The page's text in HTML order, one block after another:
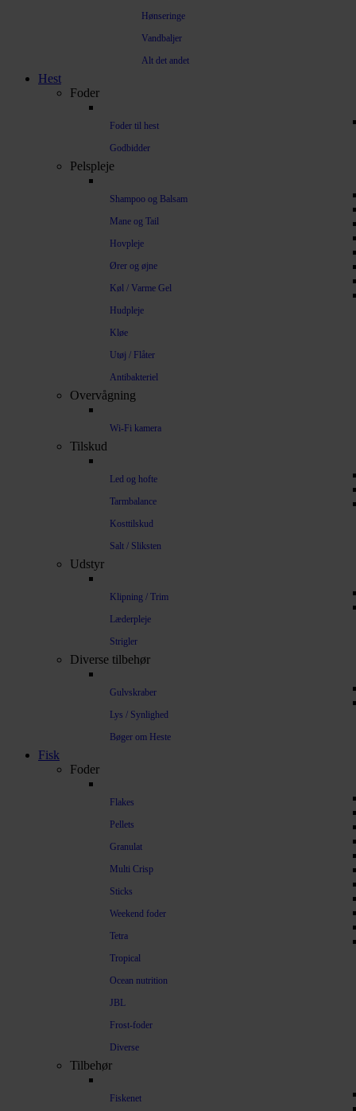
Hønseringe
Vandbaljer
Alt det andet
Hest
Foder
Foder til hest
Godbidder
Pelspleje
Shampoo og Balsam
Mane og Tail
Hovpleje
Ører og øjne
Køl / Varme Gel
Hudpleje
Kløe
Utøj / Flåter
Antibakteriel
Overvågning
Wi-Fi kamera
Tilskud
Led og hofte
Tarmbalance
Kosttilskud
Salt / Sliksten
Udstyr
Klipning / Trim
Læderpleje
Strigler
Diverse tilbehør
Gulvskraber
Lys / Synlighed
Bøger om Heste
Fisk
Foder
Flakes
Pellets
Granulat
Multi Crisp
Sticks
Weekend foder
Tetra
Tropical
Ocean nutrition
JBL
Frost-foder
Diverse
Tilbehør
Fiskenet